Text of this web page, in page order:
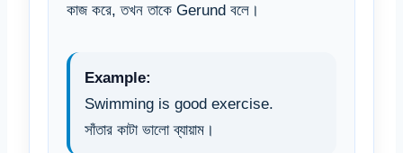
কাজ করে, তখন তাকে Gerund বলে।
Example:
Swimming is good exercise.
সাঁতার কাটা ভালো ব্যায়াম।